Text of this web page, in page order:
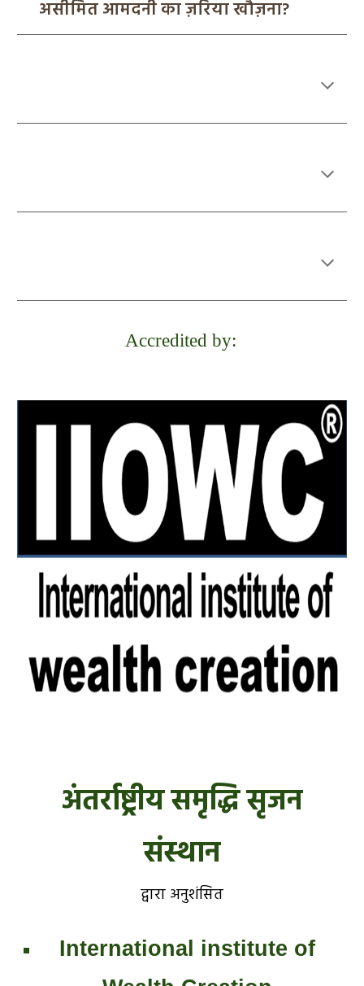
असीमित आमदनी का ज़रिया खौज़ना?
Accredited by:
अंतर्राष्ट्रीय समृद्धि सृजन
संस्थान
द्वारा अनुशंसित
International institute of